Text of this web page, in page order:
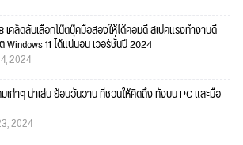
เคล็ดลับเลือกโน๊ตบุ๊คมือสองให้ได้คอมดี สเปคแรงทำงานดี
Windows 11 ได้แน่นอน เวอร์ชั่นปี 2024
2024
เก่าๆ น่าเล่น ย้อนวันวาน ที่ชวนให้คิดถึง ทั้งบน PC และมือ
2024